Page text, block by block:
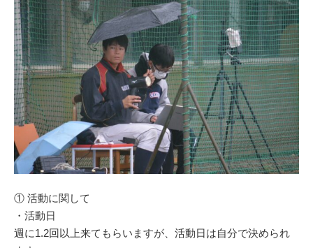
① 活動に関して
・活動日
週に1.2回以上来てもらいますが、活動日は自分で決められ